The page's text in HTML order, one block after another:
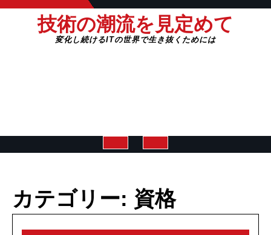
技術の潮流を見定めて
変化し続けるITの世界で生き抜くためには
Button
カテゴリー: 資格